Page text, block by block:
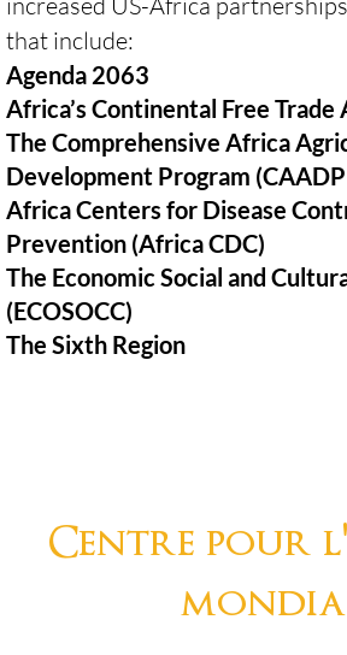
that include:
Agenda 2063
Africa’s Continental Free Trade
The Comprehensive Africa
Development Program (CAADP
Africa Centers for Disease
Prevention (Africa CDC)
The Economic Social and
(ECOSOCC)
The Sixth Region
Centre pour